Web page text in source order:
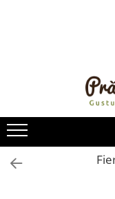
ULEIURI ȘI UNTURI
MĂSLINE
FRUCTE DESHIDRATATE
ÎNDULCITORI